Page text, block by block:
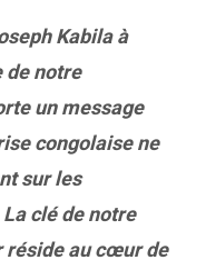
Kabila à
de notre
un message
congolaise ne
sur les
clé de notre
réside au cœur de